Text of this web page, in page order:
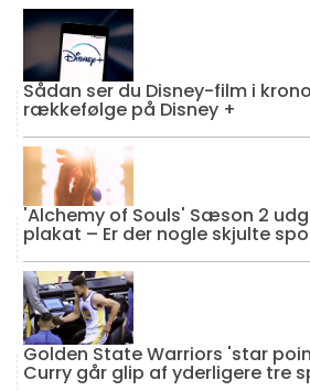
Sådan ser du Disney-film i
rækkefølge på Disney +
'Alchemy of Souls' Sæson 2
plakat – Er der nogle skjulte
Golden State Warriors 'star
Curry går glip af yderligere tre